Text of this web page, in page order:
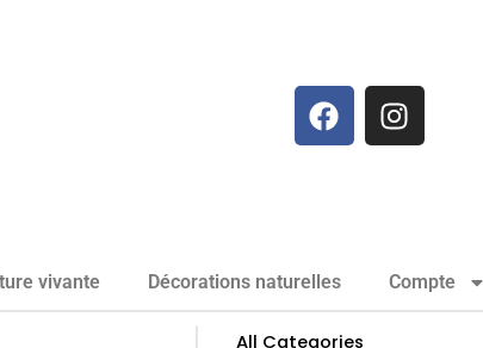
vivante Décorations naturelles Compte